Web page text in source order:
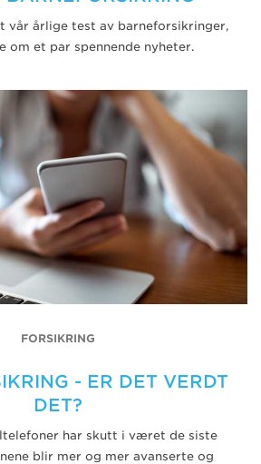
vår årlige test av barneforsikringer,
om et par spennende nyheter.
FORSIKRING
- ER DET VERDT
DET?
har skutt i været de siste
blir mer og mer avanserte og